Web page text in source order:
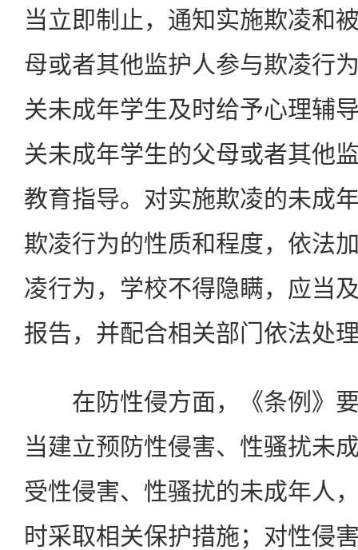
当立即制止，通知实施欺凌和
母或者其他监护人参与欺凌行
关未成年学生及时给予心理辅
关未成年学生的父母或者其他
教育指导。对实施欺凌的未成
欺凌行为的性质和程度，依法
凌行为，学校不得隐瞒，应当
报告，并配合相关部门依法处
在防性侵方面，《条例》要
当建立预防性侵害、性骚扰未
受性侵害、性骚扰的未成年人
时采取相关保护措施；对性侵